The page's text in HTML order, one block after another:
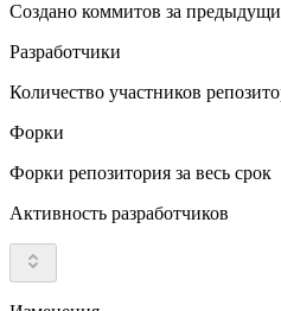
Создано коммитов за
Разработчики
Количество участников
Форки
Форки репозитория за весь срок
Активность разработчиков